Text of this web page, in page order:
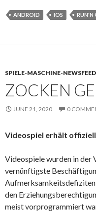
ANDROID IOS RUN'N
SPIELE-MASCHINE-NEWSFEED
ZOCKEN
JUNE 21, 2020 0
Videospiel erhält
Videospiele wurden in der
vernünftigste
den
meist vorprogrammiert